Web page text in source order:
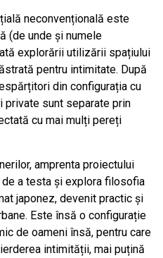
neconvențională este
(de unde și numele
explorării utilizării spațiului
pentru intimitate. După
din configurația cu
private sunt separate prin
cu mai mulți pereți
amprenta proiectului
a testa și explora filosofia
japonez, devenit practic și
Este însă o configurație
de oameni însă, pentru care
intimității, mai puțină